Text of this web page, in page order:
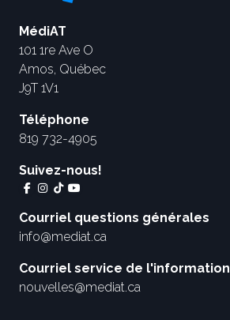
MédiAT
101 1re Ave O
Amos, Québec
J9T 1V1
Téléphone
819 732-4905
Suivez-nous!
Courriel questions générales
info@mediat.ca
Courriel service de l'information
nouvelles@mediat.ca